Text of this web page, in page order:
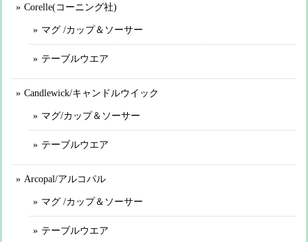
Corelle(コーニング社)
マグ /カップ＆ソーサー
テーブルウエア
Candlewick/キャンドルウイック
マグ/カップ＆ソーサー
テーブルウエア
Arcopal/アルコパル
マグ /カップ＆ソーサー
テーブルウエア